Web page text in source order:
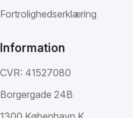
Fortrolighedserklæring
Information
CVR: 41527080
Borgergade 24B